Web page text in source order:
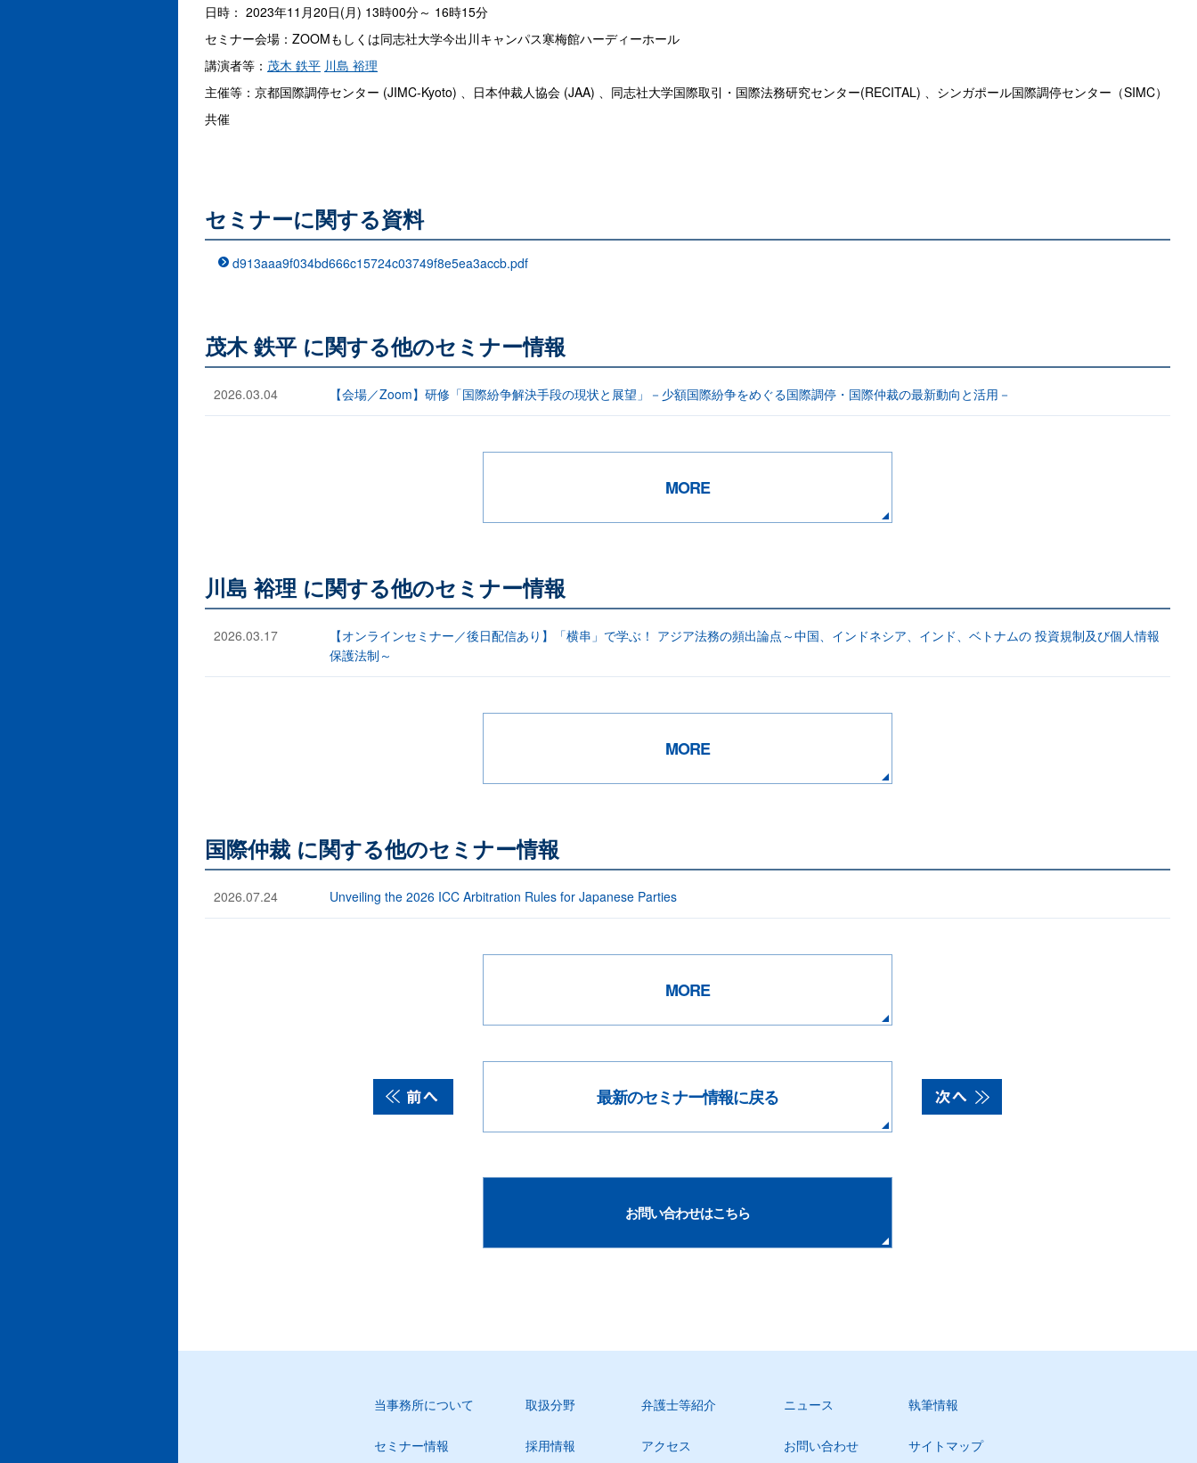
日時： 2023年11月20日(月) 13時00分～ 16時15分
セミナー会場：ZOOMもしくは同志社大学今出川キャンパス寒梅館ハーディーホール
講演者等： 茂木 鉄平 川島 裕理
主催等：京都国際調停センター (JIMC-Kyoto) 、日本仲裁人協会 (JAA) 、同志社大学国際取引・国際法務研究センター(RECITAL) 、シンガポール国際調停センター（SIMC）
共催
セミナーに関する資料
d913aaa9f034bd666c15724c03749f8e5ea3accb.pdf
茂木 鉄平 に関する他のセミナー情報
2026.03.04 【会場／Zoom】研修「国際紛争解決手段の現状と展望」－少額国際紛争をめぐる国際調停・国際仲裁の最新動向と活用－
MORE
川島 裕理 に関する他のセミナー情報
2026.03.17
【オンラインセミナー／後日配信あり】「横串」で学ぶ！ アジア法務の頻出論点～中国、インドネシア、インド、ベトナムの 投資規制及び個人情報
保護法制～
MORE
国際仲裁 に関する他のセミナー情報
2026.07.24 Unveiling the 2026 ICC Arbitration Rules for Japanese Parties
MORE
最新のセミナー情報に戻る
お問い合わせはこちら
当事務所について 取扱分野 弁護士等紹介 ニュース 執筆情報
セミナー情報 採用情報 アクセス お問い合わせ サイトマップ